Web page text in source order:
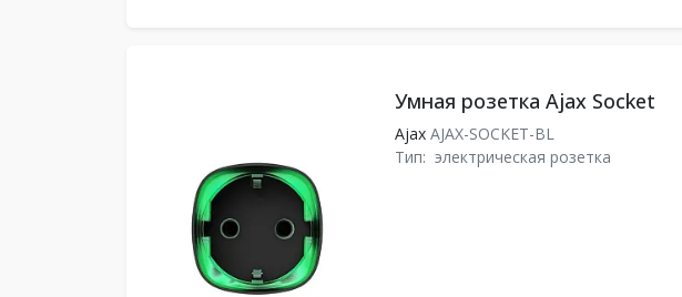
Умная розетка Ajax Socket
AjaxAJAX-SOCKET-BL
Тип: электрическая розетка